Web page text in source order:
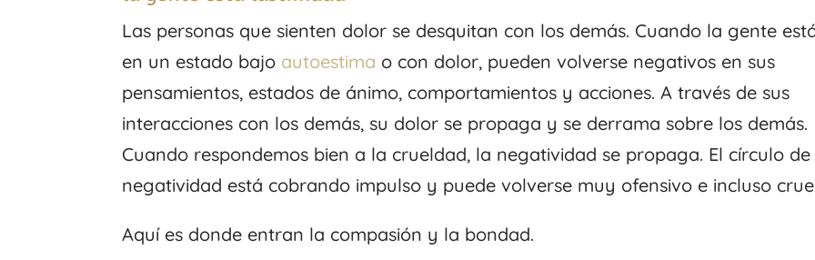
Las personas que sienten dolor se desquitan con los demás. Cuando la gente
en un estado bajo autoestima o con dolor, pueden volverse negativos en sus
pensamientos, estados de ánimo, comportamientos y acciones. A través de sus
interacciones con los demás, su dolor se propaga y se derrama sobre los demás.
Cuando respondemos bien a la crueldad, la negatividad se propaga. El círculo de
negatividad está cobrando impulso y puede volverse muy ofensivo e incluso
Aquí es donde entran la compasión y la bondad.